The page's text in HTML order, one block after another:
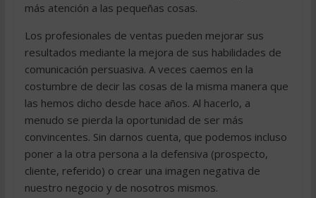
más atención a las pequeñas cosas.
Los profesionales de ventas pueden mejorar sus
resultados mediante la mejora de sus habilidades de
comunicación persuasiva. A veces caemos en la
costumbre de decir las cosas de la misma manera que
las hemos dicho desde hace años. Al hacerlo, a
menudo se pierda la oportunidad de ser más
convincentes. Sin darnos cuenta, que podemos incluso
poner a la otra persona a la defensiva (prospecto,
cliente, referido) o crear una imagen negativa de
nuestro negocio y de nosotros mismos.